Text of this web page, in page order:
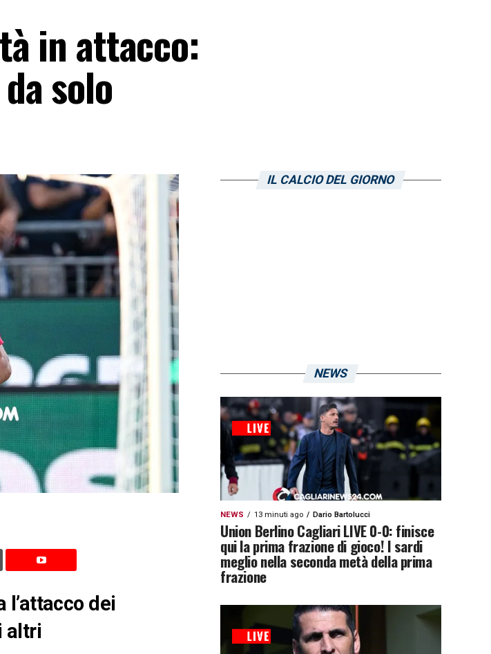
in attacco:
solo
dei
altri
IL CALCIO DEL GIORNO
NEWS
NEWS 13 minuti ago Dario Bartolucci
Union Berlino Cagliari LIVE 0-0: finisce
qui la prima frazione di gioco! I sardi
meglio nella seconda metà della prima
frazione